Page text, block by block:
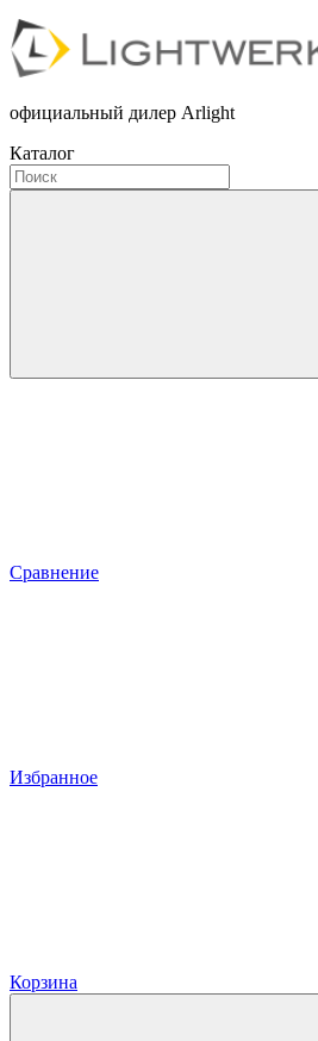
официальный дилер Arlight
Каталог
Сравнение
Избранное
Корзина